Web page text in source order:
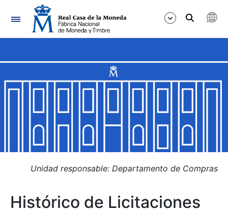
Navegación
Mostrar/Ocultar
Mostrar/Ocultar
Mostrar/Ocultar
Mostrar/Ocultar
Unidad responsable: Departamento de Compras
Histórico de Licitaciones